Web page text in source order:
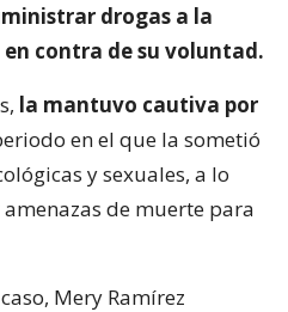
drogas a la
contra de su voluntad.
la mantuvo cautiva por
en el que la sometió
y sexuales, a lo
de muerte para
Mery Ramírez